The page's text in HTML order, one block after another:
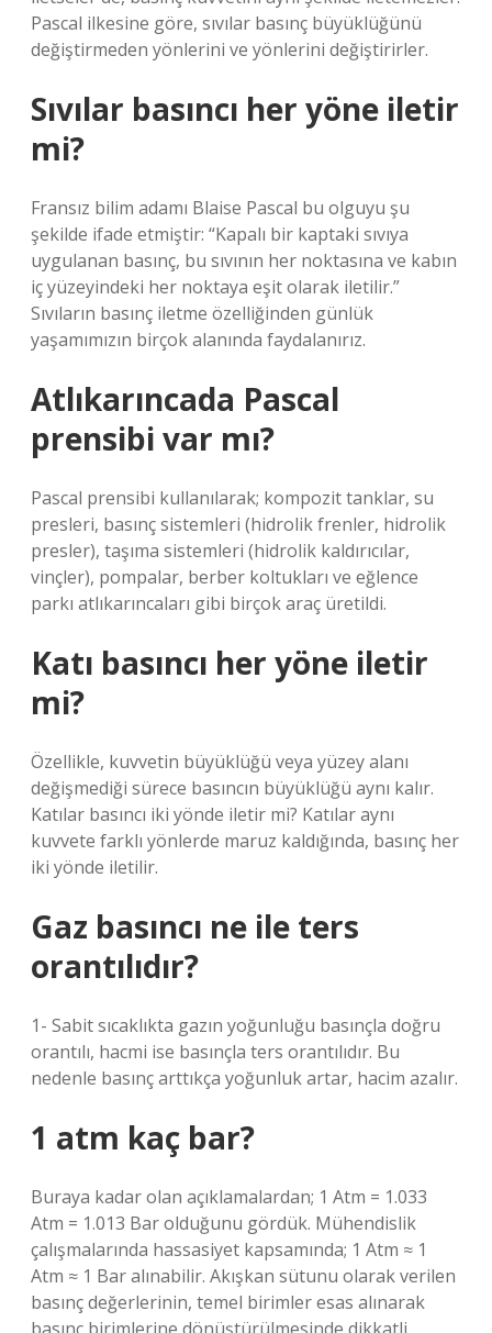
Pascal ilkesine göre, sıvılar basınç büyüklüğünü
değiştirmeden yönlerini ve yönlerini değiştirirler.
Sıvılar basıncı her yöne iletir
mi?
Fransız bilim adamı Blaise Pascal bu olguyu şu
şekilde ifade etmiştir: “Kapalı bir kaptaki sıvıya
uygulanan basınç, bu sıvının her noktasına ve kabın
iç yüzeyindeki her noktaya eşit olarak iletilir.”
Sıvıların basınç iletme özelliğinden günlük
yaşamımızın birçok alanında faydalanırız.
Atlıkarıncada Pascal
prensibi var mı?
Pascal prensibi kullanılarak; kompozit tanklar, su
presleri, basınç sistemleri (hidrolik frenler, hidrolik
presler), taşıma sistemleri (hidrolik kaldırıcılar,
vinçler), pompalar, berber koltukları ve eğlence
parkı atlıkarıncaları gibi birçok araç üretildi.
Katı basıncı her yöne iletir
mi?
Özellikle, kuvvetin büyüklüğü veya yüzey alanı
değişmediği sürece basıncın büyüklüğü aynı kalır.
Katılar basıncı iki yönde iletir mi? Katılar aynı
kuvvete farklı yönlerde maruz kaldığında, basınç her
iki yönde iletilir.
Gaz basıncı ne ile ters
orantılıdır?
1- Sabit sıcaklıkta gazın yoğunluğu basınçla doğru
orantılı, hacmi ise basınçla ters orantılıdır. Bu
nedenle basınç arttıkça yoğunluk artar, hacim azalır.
1 atm kaç bar?
Buraya kadar olan açıklamalardan; 1 Atm = 1.033
Atm = 1.013 Bar olduğunu gördük. Mühendislik
çalışmalarında hassasiyet kapsamında; 1 Atm ≈ 1
Atm ≈ 1 Bar alınabilir. Akışkan sütunu olarak verilen
basınç değerlerinin, temel birimler esas alınarak